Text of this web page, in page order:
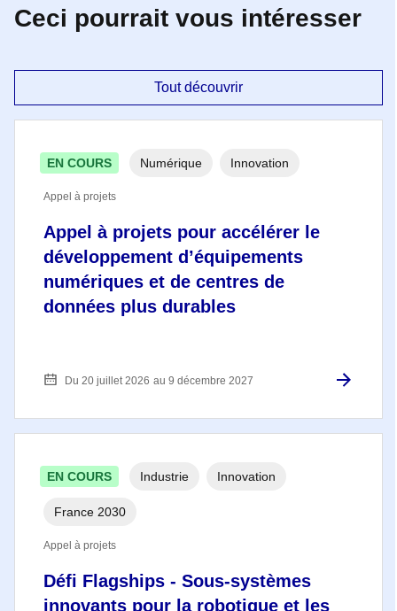
Ceci pourrait vous intéresser
Tout découvrir
Appel à projets pour accélérer le
développement d’équipements
numériques et de centres de
données plus durables
EN COURS Numérique Innovation
Appel à projets
Du 20 juillet 2026 au 9 décembre 2027
Défi Flagships - Sous-systèmes
innovants pour la robotique et les
EN COURS Industrie Innovation
France 2030
Appel à projets